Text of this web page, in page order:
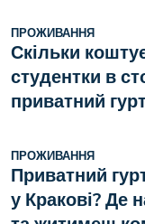
ПРОЖИВАННЯ
Скільки
студентки в
приватний
ПРОЖИВАННЯ
Приватний
у Кракові? Де